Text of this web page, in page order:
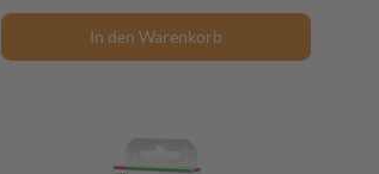
In den Warenkorb